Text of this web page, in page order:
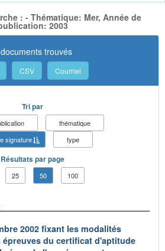
: - Thématique: Mer, Année de
2003
trouvés
CSV Courriel
Tri par
thématique
signature
type
Résultats par page
25 50 100
2002 fixant les modalités
du certificat d'aptitude